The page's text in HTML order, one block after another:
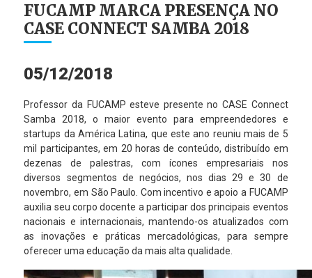
FUCAMP MARCA PRESENÇA NO
CASE CONNECT SAMBA 2018
05/12/2018
Professor da FUCAMP esteve presente no CASE Connect
Samba 2018, o maior evento para empreendedores e
startups da América Latina, que este ano reuniu mais de 5
mil participantes, em 20 horas de conteúdo, distribuído em
dezenas de palestras, com ícones empresariais nos
diversos segmentos de negócios, nos dias 29 e 30 de
novembro, em São Paulo. Com incentivo e apoio a FUCAMP
auxilia seu corpo docente a participar dos principais eventos
nacionais e internacionais, mantendo-os atualizados com
as inovações e práticas mercadológicas, para sempre
oferecer uma educação da mais alta qualidade.